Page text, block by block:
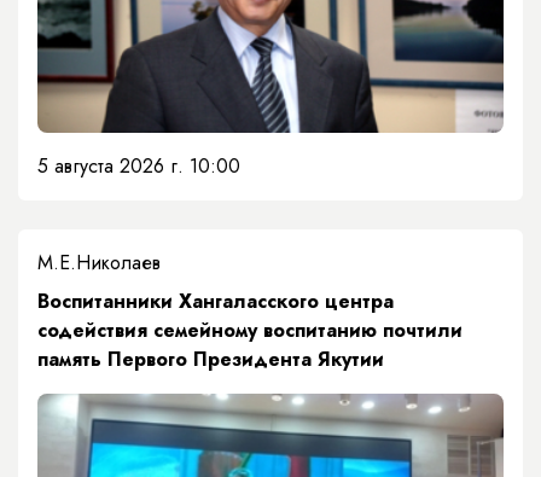
5 августа 2026 г. 10:00
М.Е.Николаев
​Воспитанники Хангаласского центра
содействия семейному воспитанию почтили
память Первого Президента Якутии